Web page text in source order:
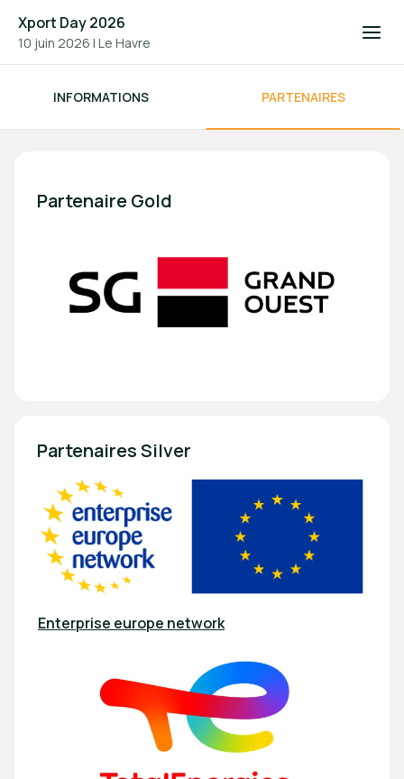
Xport Day 2026
10 juin 2026 | Le Havre
INFORMATIONS PARTENAIRES
Partenaire Gold
Partenaires Silver
Enterprise europe network